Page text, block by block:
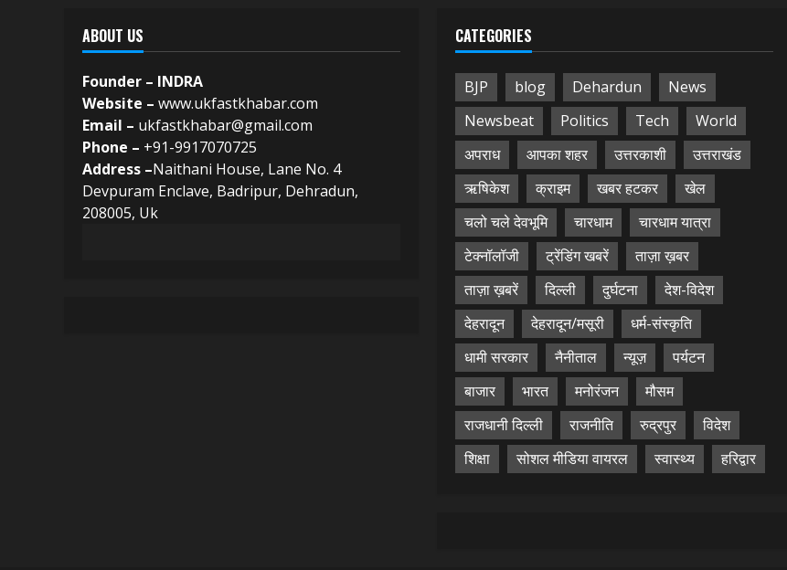
ABOUT US
Founder – INDRA
Website – www.ukfastkhabar.com
Email – ukfastkhabar@gmail.com
Phone – +91-9917070725
Address –Naithani House, Lane No. 4
Devpuram Enclave, Badripur, Dehradun,
208005, Uk
CATEGORIES
BJP blog Dehardun
News
Newsbeat
Politics Tech
World
अपराध
आपका शहर उत्तरकाशी
उत्तराखंड
ऋषिकेश
क्राइम खबर हटकर
खेल
चलो चले देवभूमि
चारधाम
चारधाम यात्रा
टेक्नॉलॉजी
ट्रेंडिंग खबरें
ताज़ा ख़बर
ताज़ा ख़बरें
दिल्ली दुर्घटना
देश-विदेश
देहरादून
देहरादून/मसूरी
धर्म-संस्कृति
धामी सरकार
नैनीताल न्यूज़
पर्यटन
बाजार
भारत मनोरंजन
मौसम
राजधानी दिल्ली
राजनीति रुद्रपुर
विदेश
शिक्षा
सोशल मीडिया वायरल स्वास्थ्य हरिद्वार